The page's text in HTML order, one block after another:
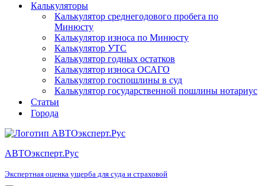
Калькуляторы
Калькулятор среднегодового пробега по
Минюсту
Калькулятор износа по Минюсту
Калькулятор УТС
Калькулятор годных остатков
Калькулятор износа ОСАГО
Калькулятор госпошлины в суд
Калькулятор государственной пошлины нотариус
Статьи
Города
АВТОэксперт.Рус
Экспертная оценка ущерба для суда и страховой